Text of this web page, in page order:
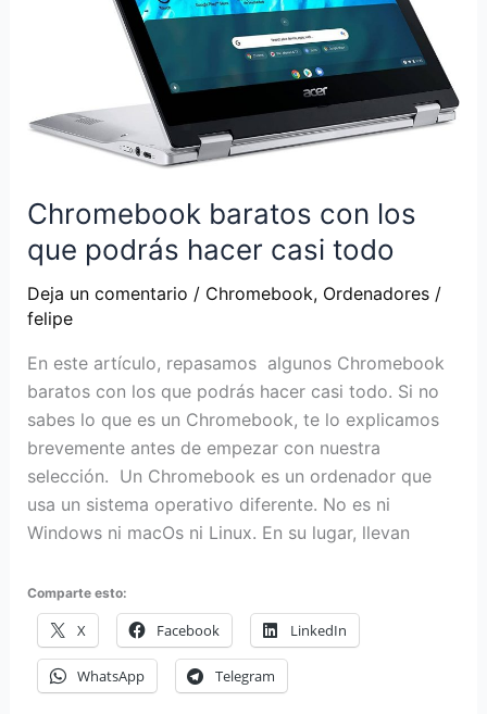
Chromebook baratos con los
que podrás hacer casi todo
Deja un comentario / Chromebook, Ordenadores/
felipe
En este artículo, repasamos algunos Chromebook
baratos con los que podrás hacer casi todo. Si no
sabes lo que es un Chromebook, te lo explicamos
brevemente antes de empezar con nuestra
selección. Un Chromebook es un ordenador que
usa un sistema operativo diferente. No es ni
Windows ni macOs ni Linux. En su lugar, llevan
Comparte esto:
X Facebook LinkedIn
WhatsApp Telegram